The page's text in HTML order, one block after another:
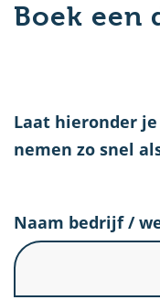
Boek een
Laat hieronder
nemen zo snel
Naam bedrijf /